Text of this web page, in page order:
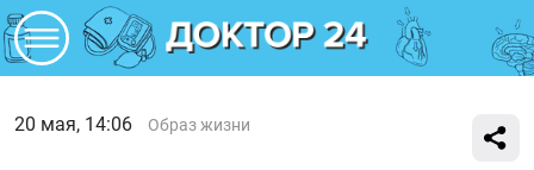
20 мая, 14:06 Образ жизни